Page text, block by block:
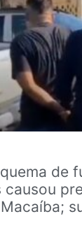
de
causou